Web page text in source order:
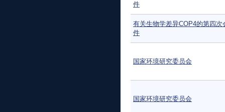
件
有关生物学差异COP4的第四次
件
国家环境研究委员会
国家环境研究委员会